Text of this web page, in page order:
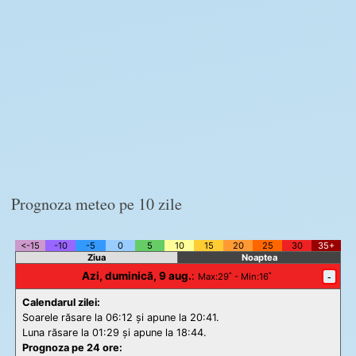
Prognoza meteo pe 10 zile
<-15 -10 -5 0 5 10 15 20 25 30
35+
Ziua
Noaptea
Azi, duminică, 9 aug.: Max:29˚ - Min:16˚ -
Calendarul zilei:
Soarele răsare la 06:12 și apune la 20:41.
Luna răsare la 01:29 și apune la 18:44.
Prognoza pe 24 ore: